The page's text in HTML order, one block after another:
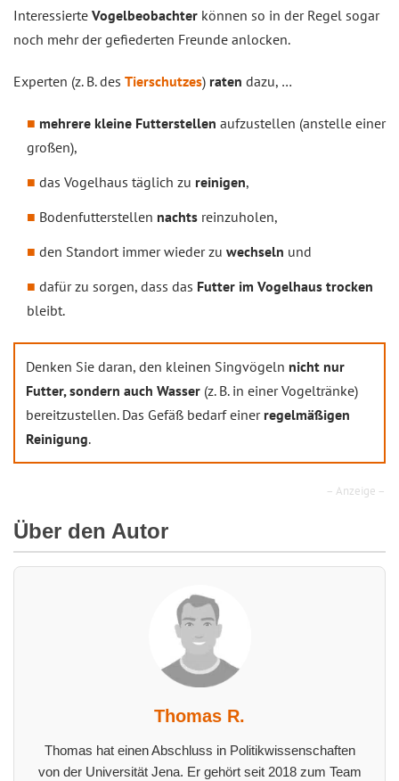
Interessierte Vogelbeobachter können so in der Regel sogar
noch mehr der gefiederten Freunde anlocken.
Experten (z. B. des Tierschutzes) raten dazu, …
mehrere kleine Futterstellen aufzustellen (anstelle einer
großen),
das Vogelhaus täglich zu reinigen,
Bodenfutterstellen nachts reinzuholen,
den Standort immer wieder zu wechseln und
dafür zu sorgen, dass das Futter im Vogelhaus trocken
bleibt.
Denken Sie daran, den kleinen Singvögeln nicht nur
Futter, sondern auch Wasser (z. B. in einer Vogeltränke)
bereitzustellen. Das Gefäß bedarf einer regelmäßigen
Reinigung.
– Anzeige –
Über den Autor
Thomas R.
Thomas hat einen Abschluss in Politikwissenschaften
von der Universität Jena. Er gehört seit 2018 zum Team